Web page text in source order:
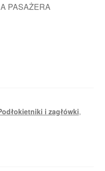
PASAŻERA
i zagłówki,